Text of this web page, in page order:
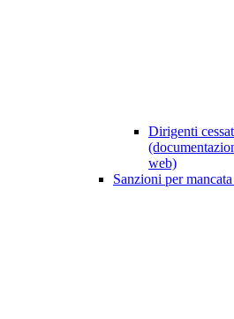
Dirigenti
web)
Sanzioni per